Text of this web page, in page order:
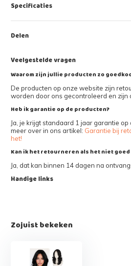
Specificaties
Delen
Veelgestelde vragen
Waarom zijn jullie producten zo
De producten op onze website zijn
worden door ons gecontroleerd en zijn
Heb ik garantie op de producten?
Ja, je krijgt standaard 1 jaar garantie
meer over in ons artikel: Garantie bij
het!
Kan ik het retourneren als het niet goed
Ja, dat kan binnen 14 dagen na
Handige links
Zojuist bekeken